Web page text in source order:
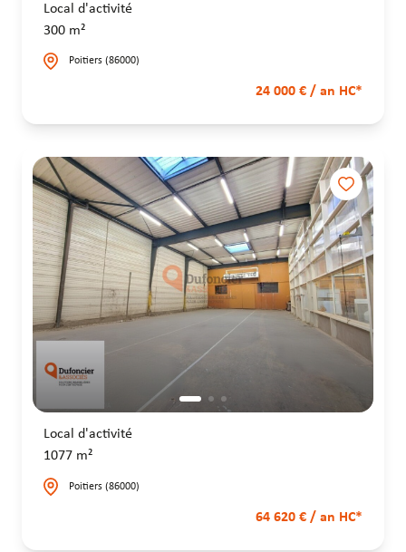
Local d'activité
300 m²
Poitiers (86000)
24 000 € / an HC*
Local d'activité
1077 m²
Poitiers (86000)
64 620 € / an HC*